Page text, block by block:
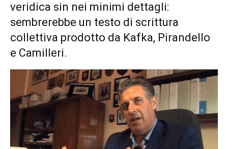
veridica sin nei minimi dettagli:
sembrerebbe un testo di scrittura
collettiva prodotto da Kafka, Pirandello
e Camilleri.